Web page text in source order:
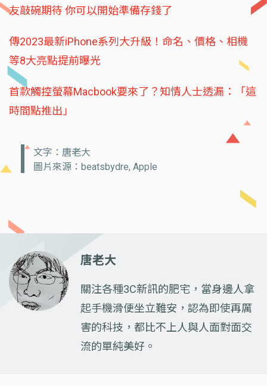
友敲碗期待 你可以開始準備存錢了
傳2023最新iPhone系列大升級！命名、價格、相機
等8大亮點提前曝光
首款觸控螢幕Macbook要來了？知情人士透漏：「這
時間點推出」
文字：唐老大
圖片來源：beatsbydre, Apple
唐老大
關注各種3C新訊的肥宅，當身邊人拿
起手機滑便坐立難安，認為即使再厲
害的科技，都比不上人與人面對面交
流的單純美好。